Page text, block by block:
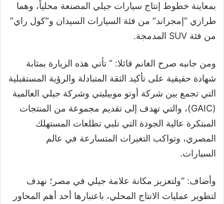
بمعاينة خطوط إنتاج سيارات جيلي المصنعة محلياً، وهما
طرازي “إمجراند” من فئة السيارات السيدان و”كول راي”
من فئة SUV المدمجة.
ومن جانبه صرح الغانم قائلا: ” تأتي هذه الزيارة بمثابة
شهادة حقيقية على تأكيد الثقة المتبادلة والرؤية المستقبلية
التي تجمع بين شركة أوتو موبيليتي وشركة جيلي العالمية
(GAIC)، والتي تهدف إلى تقديم مجموعة من المنتجات
المبتكرة عالية الجودة التي تلبي تطلعات المستهلك
المصري، وتواكب التغيرات المتسارعة في عالم
السيارات.
وأضاف: “ولتعزيز مكانة علامة جيلي في مصر؛ نهدف
لتطوير عمليات الانتاج المحلي، باعتبارها أحد أهم المحاور